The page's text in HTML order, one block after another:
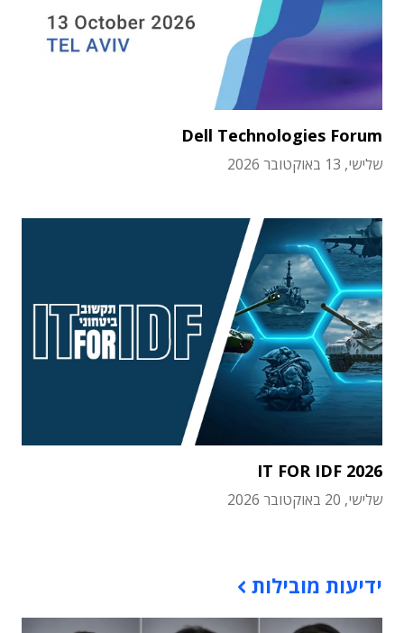
Dell Technologies Forum
שלישי, 13 באוקטובר 2026
IT FOR IDF 2026
שלישי, 20 באוקטובר 2026
ידיעות מובילות